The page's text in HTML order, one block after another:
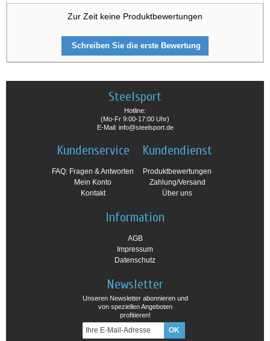
Zur Zeit keine Produktbewertungen
Schreiben Sie die erste Bewertung
Steelsport
Hotline:
(Mo-Fr 9:00-17:00 Uhr)
E-Mail: info@steelsport.de
Kundenservice
FAQ: Fragen & Antworten
Mein Konto
Kontakt
Kundendienst
Produktbewertungen
Zahlung/Versand
Über uns
Information
AGB
Impressum
Datenschutz
Newsletter
Unseren Newsletter abonnieren und
von speziellen Angeboten
profitieren!